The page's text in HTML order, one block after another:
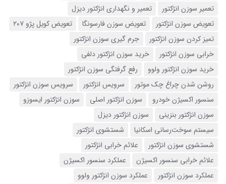
تعمیر سوزن انژکتور
تعمیر و نگهداری انژکتور دیزل
تعویض سوزن انژکتور
تعویض سوزن فارسونگا
تعویض کویل پژو ۲۰۷
تمیز کردن سوزن انژکتور
جرم گیری سوزن انژکتور
خرابی سوزن انژکتور
خرید سوزن انژکتور دلفی
خرید سوزن انژکتور ولوو
رفع گرفتگی سوزن انژکتور
روشن شدن چراغ چک موتور
سرویس انژکتور
سرویس سوزن انژکتور
سنسور اکسیژن خودرو
سوزن انژکتور اصلی
سوزن انژکتور ایسوزو
سوزن انژکتور بنزینی
سوزن انژکتور دیزل
سیستم سوخت‌رسانی اسکانیا
شستشوی انژکتور
شستشوی سوزن انژکتور
علائم خرابی انژکتور
علائم خرابی سنسور اکسیژن
عملکرد سنسور اکسیژن
عملکرد سوزن انژکتور
عملکرد سوزن انژکتور ولوو